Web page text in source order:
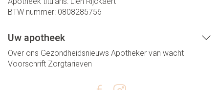
BTW nummer: 0808285756
Uw apotheek
Over ons Gezondheidsnieuws Apotheker van wacht
Voorschrift Zorgtarieven